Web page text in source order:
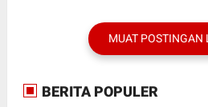
MUAT POSTINGAN
BERITA POPULER